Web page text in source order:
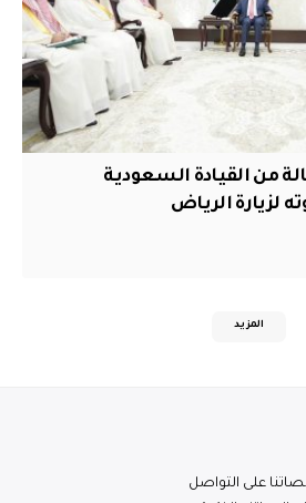
من القيادة السعودية
لزيارة الرياض
المزيد
على التواصل